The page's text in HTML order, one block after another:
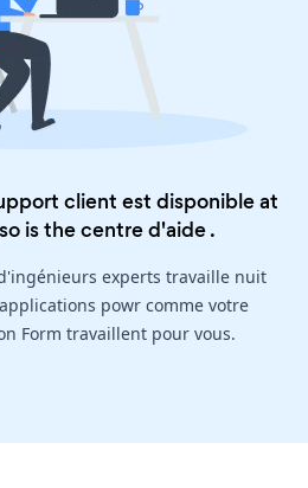
client est disponible at
is thecentre d'aide.
experts travaille nuit
powr comme votre
Form travaillent pour vous.